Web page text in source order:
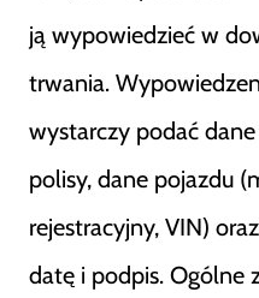
ją wypowiedzieć w
trwania.
wystarczy podać
polisy, dane pojazdu
rejestracyjny, VIN)
datę i podpis. Ogólne